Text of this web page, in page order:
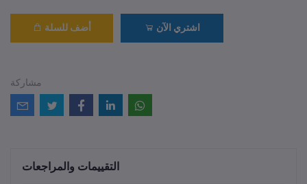
أضف للسلة اشتري الآن
مشاركة
التقييمات والمراجعات